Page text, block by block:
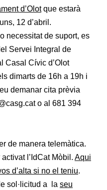
d’Olotque estarà
12 d’abril.
necessitat de suport, es
Servei Integral de
Casal Cívic d’Olot
dimarts de 16h a 19h i
demanar cita prèvia
o al 681 394
de manera telemàtica.
l’IdCat Mòbil. Aqui
d’alta si no el teniu.
sol·licitud a la seu